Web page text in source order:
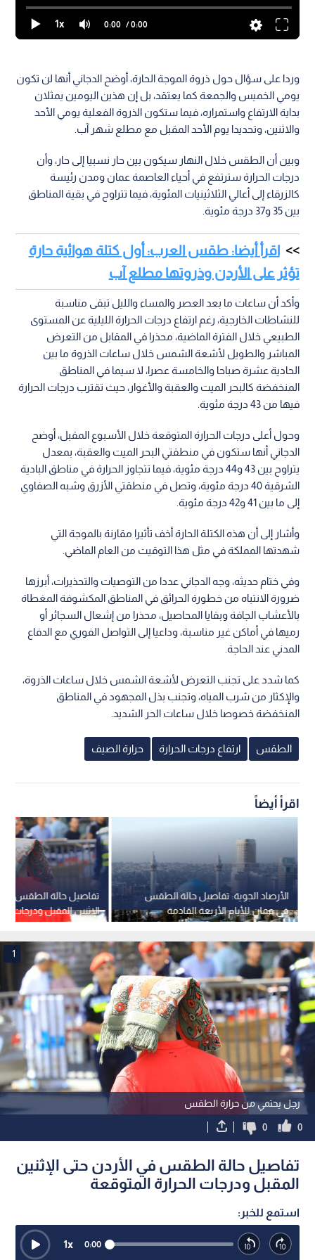
1x 0:00 / 0:00
وردا على سؤال حول ذروة الموجة الحارة، أوضح الدجاني أنها لن تكون
يومي الخميس والجمعة كما يعتقد، بل إن هذين اليومين يمثلان
بداية الارتفاع واستمراره، فيما ستكون الذروة الفعلية يومي الأحد
والاثنين، وتحديدا يوم الأحد المقبل مع مطلع شهر آب.
وبين أن الطقس خلال النهار سيكون بين حار نسبيا إلى حار، وأن
درجات الحرارة سترتفع في أحياء العاصمة عمان ومدن رئيسة
بين 35 و37 درجة مئوية.
اقرأ أيضا: طقس العرب: أول كتلة هوائية حارة
تؤثر على الأردن وذروتها مطلع آب
وأكد أن ساعات ما بعد العصر والمساء والليل تبقى مناسبة
للنشاطات الخارجية، رغم ارتفاع درجات الحرارة الليلية عن المستوى
الطبيعي خلال الفترة الماضية، محذرا في المقابل من التعرض
المباشر والطويل لأشعة الشمس خلال ساعات الذروة ما بين
الحادية عشرة صباحا والخامسة عصرا، لا سيما في المناطق
المنخفضة كالبحر الميت والعقبة والأغوار، حيث تقترب درجات الحرارة
فيها من 43 درجة مئوية.
وحول أعلى درجات الحرارة المتوقعة خلال الأسبوع المقبل، أوضح
الدجاني أنها ستكون في منطقتي البحر الميت والعقبة، بمعدل
يتراوح بين 43 و44 درجة مئوية، فيما تتجاوز الحرارة في مناطق البادية
الشرقية 40 درجة مئوية، وتصل في منطقتي الأزرق وشبه الصفاوي
وأشار إلى أن هذه الكتلة الحارة أخف تأثيرا مقارنة بالموجة التي
وفي ختام حديثه، وجه الدجاني عددا من التوصيات والتحذيرات، أبرزها
ضرورة الانتباه من خطورة الحرائق في المناطق المكشوفة المغطاة
بالأعشاب الجافة وبقايا المحاصيل، محذرا من إشعال السجائر أو
رميها في أماكن غير مناسبة، وداعيا إلى التواصل الفوري مع الدفاع
المدني عند الحاجة.
كما شدد على تجنب التعرض لأشعة الشمس خلال ساعات الذروة،
والإكثار من شرب المياه، وتجنب بذل المجهود في المناطق
الطقس ارتفاع درجات الحرارة حرارة الصيف
اقرأ أيضاً
تفاصيل حالة الطقس في
الأرصاد الجوية: تفاصيل حالة الطقس
في عمان للأيام الأربعة القادمة